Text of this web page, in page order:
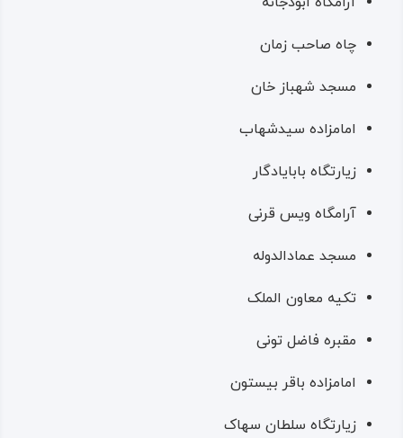
چاه صاحب زمان
مسجد شهباز خان
امامزاده سیدشهاب
زیارتگاه بابایادگار
آرامگاه ویس قرنی
مسجد عمادالدوله
تکیه معاون الملک
مقبره فاضل تونی
امامزاده باقر بیستون
زیارتگاه سلطان سهاک